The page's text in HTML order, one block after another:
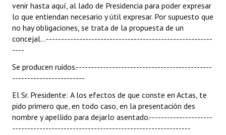
venir hasta aquí, al lado de Presidencia para poder expresar
lo que entiendan necesario y útil expresar. Por supuesto que
no hay obligaciones, se trata de la propuesta de un
concejal...-------------------------------------------------------
----
Se producen ruidos.---------------------------------------------
------------------------
El Sr. Presidente: A los efectos de que conste en Actas, te
pido primero que, en todo caso, en la presentación des
nombre y apellido para dejarlo asentado.---------------------
-----------------------------------------------------------